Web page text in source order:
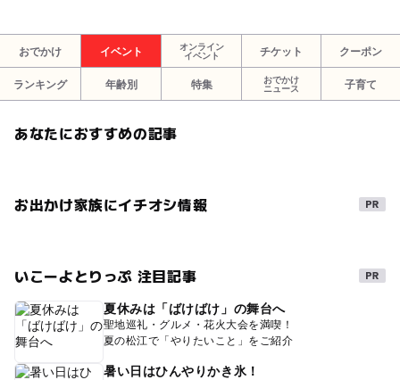
おでかけ イベント
オンライン
イベント
チケット クーポン
ランキング 年齢別 特集
おでかけ
ニュース
子育て
あなたにおすすめの記事
お出かけ家族にイチオシ情報
いこーよとりっぷ 注目記事
夏休みは「ばけばけ」の舞台へ
聖地巡礼・グルメ・花火大会を満喫！
夏の松江で「やりたいこと」をご紹介
暑い日はひんやりかき氷！